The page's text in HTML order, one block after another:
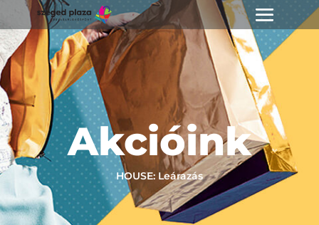
Akcióink
HOUSE: Leárazás